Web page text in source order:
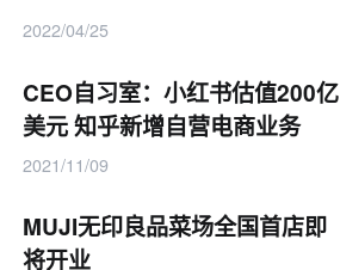
2022/04/25
CEO自习室：小红书估值200亿
美元 知乎新增自营电商业务
2021/11/09
MUJI无印良品菜场全国首店即
将开业